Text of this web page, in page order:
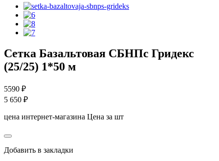
Сетка Базальтовая СБНПс Гридекс
(25/25) 1*50 м
5590 ₽
5 650 ₽
цена интернет-магазина Цена за шт
Добавить в закладки